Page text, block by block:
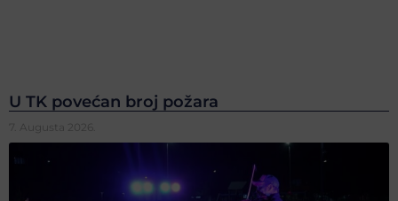
U TK povećan broj požara
7. Augusta 2026.